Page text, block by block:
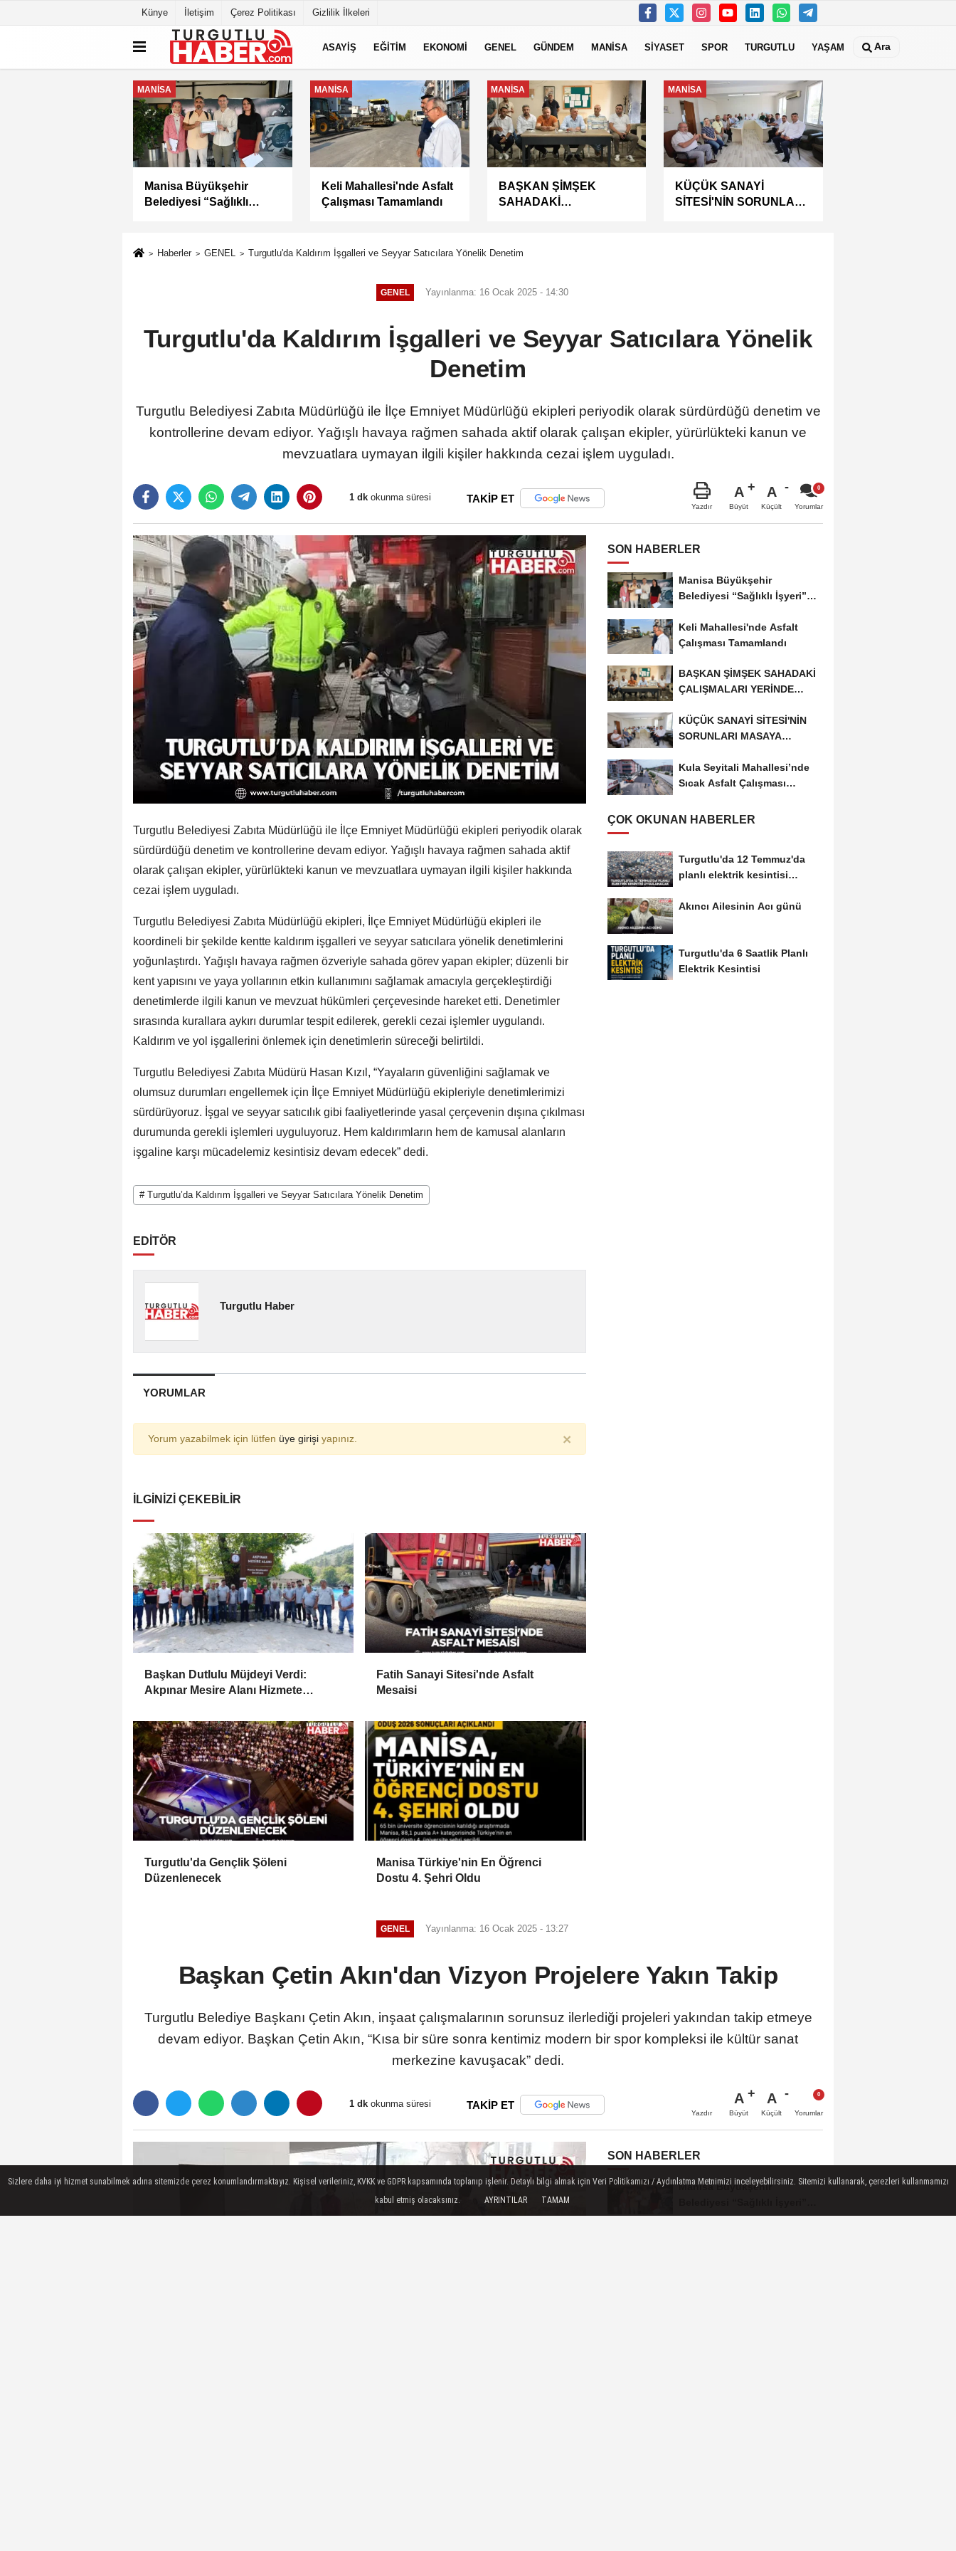
Künye İletişim Çerez Politikası Gizlilik İlkeleri
ASAYİŞ EĞİTİM EKONOMİ GENEL GÜNDEM MANİSA SİYASET SPOR TURGUTLU YAŞAM Ara
MANİSA
Kula Seyitali
Mahallesi’nde Sıcak
EKONOMİ
Kuru meyve sektörü 2
milyar dolar ihracat
MANİSA
Kaymakam Yazar'dan
Başkan Şimşek'e Ziyaret
GÜNDEM
7 Ağustos Cuma Günü
Turgutlu'da Elektrik
Haberler GENEL Turgutlu'da Kaldırım İşgalleri ve Seyyar Satıcılara Yönelik Denetim
GENEL Yayınlanma: 16 Ocak 2025 - 14:30
Turgutlu'da Kaldırım İşgalleri ve Seyyar Satıcılara Yönelik
Denetim
Turgutlu Belediyesi Zabıta Müdürlüğü ile İlçe Emniyet Müdürlüğü ekipleri periyodik olarak sürdürdüğü denetim ve
kontrollerine devam ediyor. Yağışlı havaya rağmen sahada aktif olarak çalışan ekipler, yürürlükteki kanun ve
mevzuatlara uymayan ilgili kişiler hakkında cezai işlem uyguladı.
1 dk okunma süresi TAKİP ET
Yazdır
A
Büyüt
A
Küçült Yorumlar
Turgutlu Belediyesi Zabıta Müdürlüğü ile İlçe Emniyet Müdürlüğü ekipleri periyodik olarak
sürdürdüğü denetim ve kontrollerine devam ediyor. Yağışlı havaya rağmen sahada aktif
olarak çalışan ekipler, yürürlükteki kanun ve mevzuatlara uymayan ilgili kişiler hakkında
cezai işlem uyguladı.
Turgutlu Belediyesi Zabıta Müdürlüğü ekipleri, İlçe Emniyet Müdürlüğü ekipleri ile
koordineli bir şekilde kentte kaldırım işgalleri ve seyyar satıcılara yönelik denetimlerini
yoğunlaştırdı. Yağışlı havaya rağmen özveriyle sahada görev yapan ekipler; düzenli bir
kent yapısını ve yaya yollarının etkin kullanımını sağlamak amacıyla gerçekleştirdiği
denetimlerde ilgili kanun ve mevzuat hükümleri çerçevesinde hareket etti. Denetimler
sırasında kurallara aykırı durumlar tespit edilerek, gerekli cezai işlemler uygulandı.
Kaldırım ve yol işgallerini önlemek için denetimlerin süreceği belirtildi.
Turgutlu Belediyesi Zabıta Müdürü Hasan Kızıl, “Yayaların güvenliğini sağlamak ve
olumsuz durumları engellemek için İlçe Emniyet Müdürlüğü ekipleriyle denetimlerimizi
sürdürüyoruz. İşgal ve seyyar satıcılık gibi faaliyetlerinde yasal çerçevenin dışına çıkılması
durumunda gerekli işlemleri uyguluyoruz. Hem kaldırımların hem de kamusal alanların
işgaline karşı mücadelemiz kesintisiz devam edecek” dedi.
# Turgutlu’da Kaldırım İşgalleri ve Seyyar Satıcılara Yönelik Denetim
EDİTÖR
Turgutlu Haber
YORUMLAR
Yorum yazabilmek için lütfen üye girişi yapınız. ×
İLGINIZI ÇEKEBILIR
Başkan Dutlulu Müjdeyi Verdi:
Akpınar Mesire Alanı Hizmete
Fatih Sanayi Sitesi'nde Asfalt
Mesaisi
Turgutlu'da Gençlik Şöleni
Düzenlenecek
Manisa Türkiye'nin En Öğrenci
Dostu 4. Şehri Oldu
SON HABERLER
Manisa Büyükşehir
Belediyesi “Sağlıklı İşyeri”
Keli Mahallesi'nde Asfalt
Çalışması Tamamlandı
BAŞKAN ŞİMŞEK SAHADAKİ
ÇALIŞMALARI YERİNDE
KÜÇÜK SANAYİ SİTESİ'NİN
SORUNLARI MASAYA
Kula Seyitali Mahallesi’nde
Sıcak Asfalt Çalışması
ÇOK OKUNAN HABERLER
Turgutlu'da 12 Temmuz'da
planlı elektrik kesintisi
Akıncı Ailesinin Acı günü
Turgutlu'da 6 Saatlik Planlı
Elektrik Kesintisi
GENEL Yayınlanma: 16 Ocak 2025 - 13:27
Başkan Çetin Akın'dan Vizyon Projelere Yakın Takip
Turgutlu Belediye Başkanı Çetin Akın, inşaat çalışmalarının sorunsuz ilerlediği projeleri yakından takip etmeye
devam ediyor. Başkan Çetin Akın, “Kısa bir süre sonra kentimiz modern bir spor kompleksi ile kültür sanat
merkezine kavuşacak” dedi.
1 dk okunma süresi TAKİP ET
Yazdır
A
Büyüt
A
Küçült Yorumlar
SON HABERLER
Manisa Büyükşehir
Sertifikasını...
Sizlere daha iyi hizmet sunabilmek adına sitemizde çerez konumlandırmaktayız. Kişisel verileriniz, KVKK ve GDPR kapsamında toplanıp işlenir. Detaylı bilgi almak için Veri Politikamızı / Aydınlatma Metnimizi inceleyebilirsiniz. Sitemizi kullanarak, çerezleri kullanmamızı
kabul etmiş olacaksınız.
AYRINTILAR TAMAM